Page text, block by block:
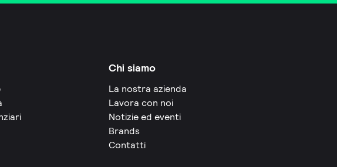
Chi siamo
La nostra azienda
Lavora con noi
Notizie ed eventi
Brands
Contatti